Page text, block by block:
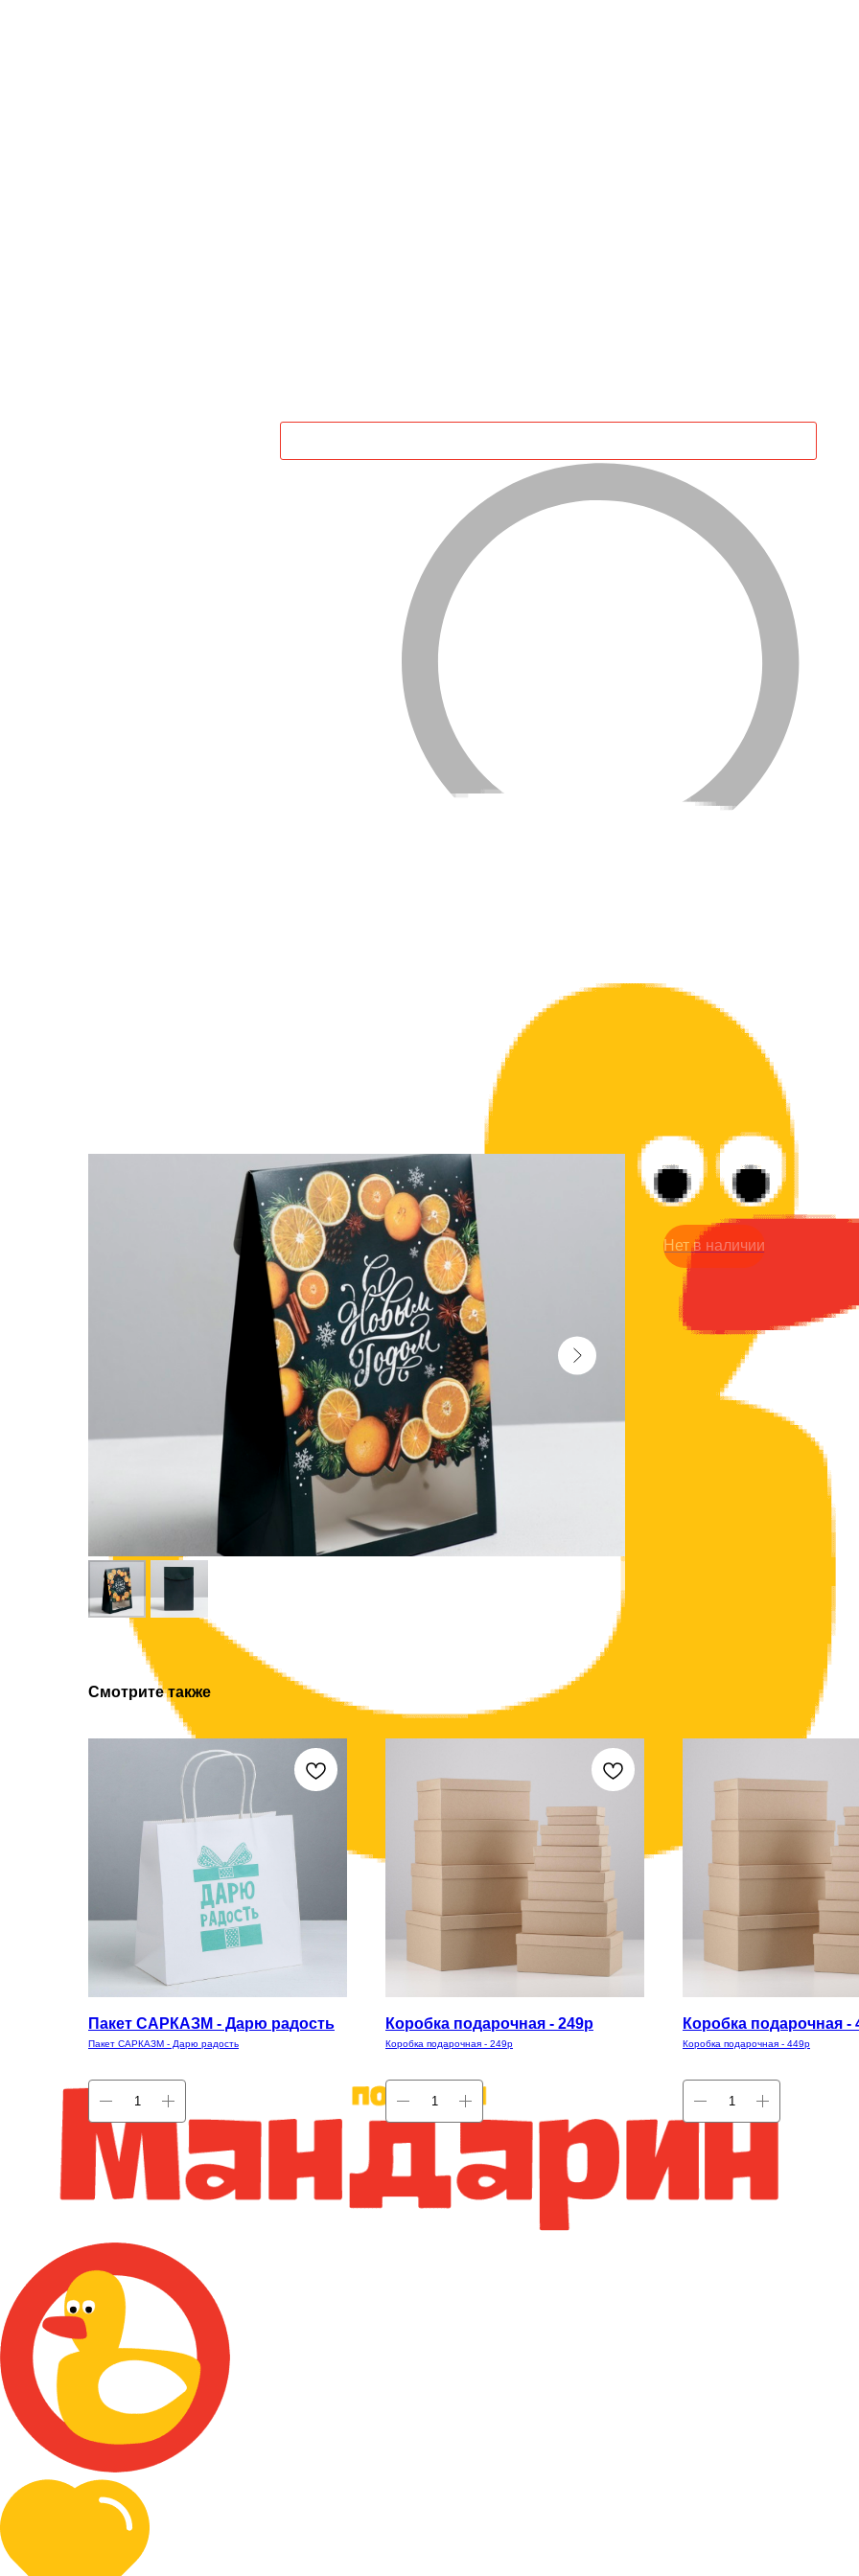
НГ коробка с окошком -
199 р.
Нет в наличии
Коробка складная размером 15 × 7 × 22
украшения интерьера и очень красиво
Смотрите также
Пакет САРКАЗМ - Дарю радость
Пакет САРКАЗМ - Дарю радость
Коробка подарочная - 249р
Коробка подарочная - 249р
Коробка подарочная -
Коробка подарочная - 449р